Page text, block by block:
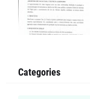
Categories